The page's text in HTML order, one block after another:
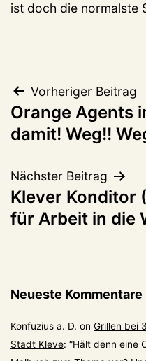
ist doch die normalste
Vorheriger Beitrag
Orange Agents
damit! Weg!!
Nächster Beitrag
Klever Konditor
für Arbeit in die
Neueste Kommentare
Konfuzius a. D. on Grillen bei
Stadt Kleve: “Hält denn eine